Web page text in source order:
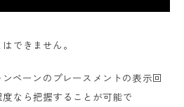
できません。
ペーンのプレースメントの表示回
なら把握することが可能で